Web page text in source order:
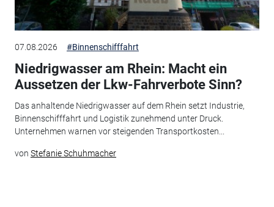
07.08.2026 #Binnenschifffahrt
Niedrigwasser am Rhein: Macht ein
Aussetzen der Lkw-Fahrverbote Sinn?
Das anhaltende Niedrigwasser auf dem Rhein setzt Industrie,
Binnenschifffahrt und Logistik zunehmend unter Druck.
Unternehmen warnen vor steigenden Transportkosten...
von Stefanie Schuhmacher